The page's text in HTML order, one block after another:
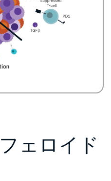
ェロイド